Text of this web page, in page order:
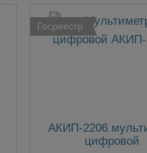
Госреестр
АКИП-2206
цифровой